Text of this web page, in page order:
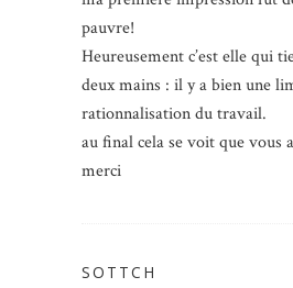
pauvre!
Heureusement c’est elle qui
deux mains : il y a bien une
rationnalisation du travail.
au final cela se voit que vous
merci
SOTTCH